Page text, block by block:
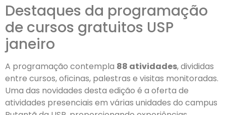
Destaques da programação
de cursos gratuitos USP
janeiro
A programação contempla 88 atividades, divididas
entre cursos, oficinas, palestras e visitas monitoradas.
Uma das novidades desta edição é a oferta de
atividades presenciais em várias unidades do campus